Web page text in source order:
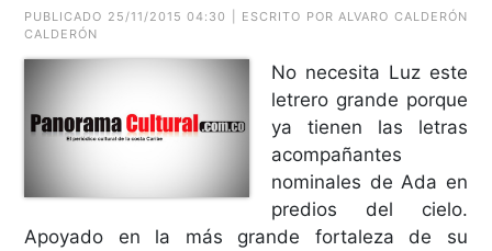
PUBLICADO 25/11/2015 04:30 | ESCRITO POR ALVARO CALDERÓN
CALDERÓN
No necesita Luz este
letrero grande porque
ya tienen las letras
acompañantes
nominales de Ada en
predios del cielo.
Apoyado en la más grande fortaleza de su